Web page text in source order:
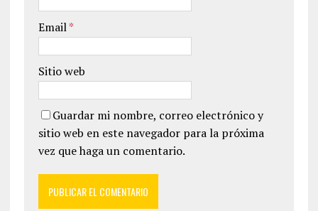
Email*
Sitio web
Guardar mi nombre, correo electrónico y
sitio web en este navegador para la próxima
vez que haga un comentario.